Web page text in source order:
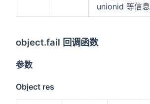
unionid 等信息
object.fail 回调函数
参数
Object res